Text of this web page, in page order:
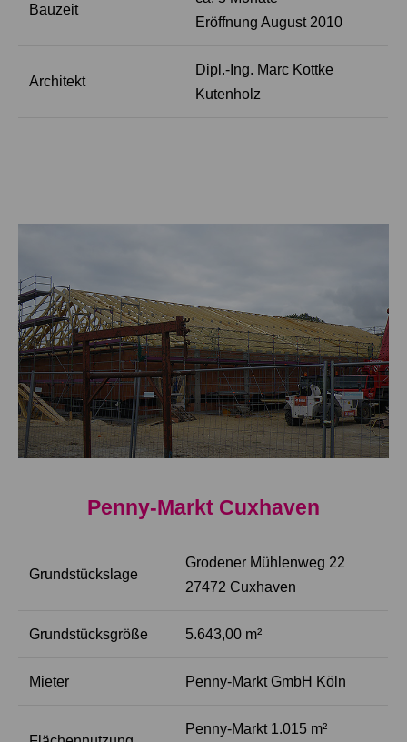
Bauzeit
Eröffnung August 2010
Architekt
Dipl.-Ing. Marc Kottke
Kutenholz
Penny-Markt Cuxhaven
Grundstückslage
Grodener Mühlenweg 22
27472 Cuxhaven
Grundstücksgröße 5.643,00 m²
Mieter Penny-Markt GmbH Köln
Penny-Markt 1.015 m²